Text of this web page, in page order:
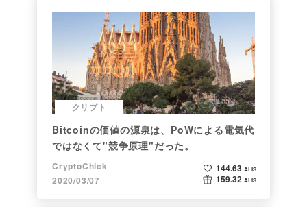
クリプト
Bitcoinの価値の源泉は、PoWによる電気代
ではなくて"競争原理"だった。
CryptoChick
2020/03/07
144.63 ALIS
159.32 ALIS